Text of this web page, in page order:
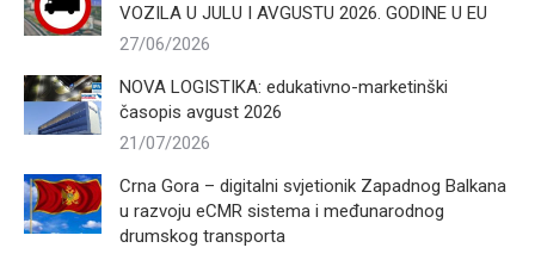
VOZILA U JULU I AVGUSTU 2026. GODINE U EU
27/06/2026
NOVA LOGISTIKA: edukativno-marketinški
časopis avgust 2026
21/07/2026
Crna Gora – digitalni svjetionik Zapadnog Balkana
u razvoju eCMR sistema i međunarodnog
drumskog transporta